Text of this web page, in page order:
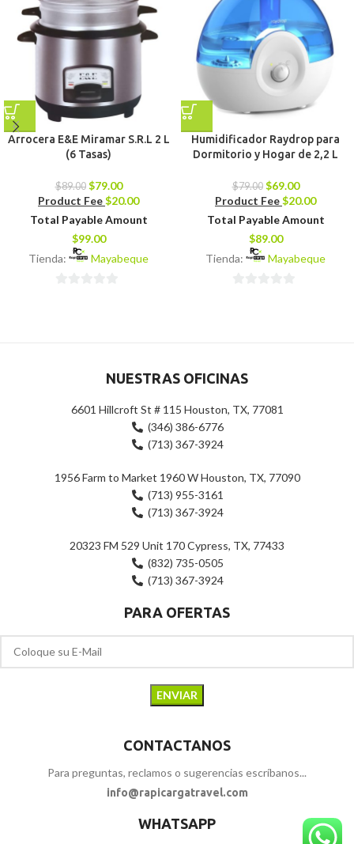
Arrocera E&E Miramar S.R.L 2 L
(6 Tasas)
$89.00 $79.00
Product Fee$20.00
Total Payable Amount
$99.00
Tienda:
Mayabeque
Humidificador Raydrop para
Dormitorio y Hogar de 2,2 L
$79.00 $69.00
Product Fee$20.00
Total Payable Amount
$89.00
Tienda:
Mayabeque
NUESTRAS OFICINAS
6601 Hillcroft St # 115 Houston, TX, 77081
(346) 386-6776
(713) 367-3924
1956 Farm to Market 1960 W Houston, TX, 77090
(713) 955-3161
(713) 367-3924
20323 FM 529 Unit 170 Cypress, TX, 77433
(832) 735-0505
(713) 367-3924
PARA OFERTAS
CONTACTANOS
Para preguntas, reclamos o sugerencias escríbanos...
info@rapicargatravel.com
WHATSAPP